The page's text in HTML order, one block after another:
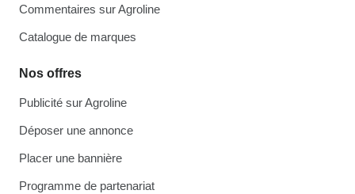
Commentaires sur Agroline
Catalogue de marques
Nos offres
Publicité sur Agroline
Déposer une annonce
Placer une bannière
Programme de partenariat